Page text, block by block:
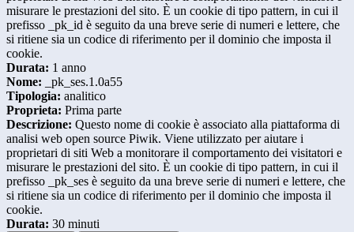
misurare le prestazioni del sito. È un cookie di tipo pattern, in cui il
prefisso _pk_id è seguito da una breve serie di numeri e lettere, che
si ritiene sia un codice di riferimento per il dominio che imposta il
cookie.
Durata: 1 anno
Nome: _pk_ses.1.0a55
Tipologia: analitico
Proprieta: Prima parte
Descrizione: Questo nome di cookie è associato alla piattaforma di
analisi web open source Piwik. Viene utilizzato per aiutare i
proprietari di siti Web a monitorare il comportamento dei visitatori e
misurare le prestazioni del sito. È un cookie di tipo pattern, in cui il
prefisso _pk_ses è seguito da una breve serie di numeri e lettere, che
si ritiene sia un codice di riferimento per il dominio che imposta il
cookie.
Durata: 30 minuti